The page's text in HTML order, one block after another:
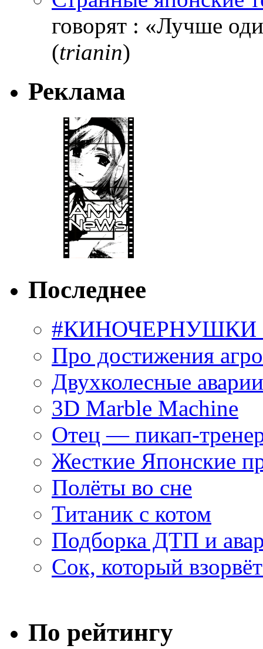
говорят : «Лучше
(trianin)
Реклама
Последнее
#КИНОЧЕРНУШКИ
Про достижения
Двухколесные
3D Marble Machine
Отец — пикап-
Жесткие Японские
Полёты во сне
Титаник с котом
Подборка ДТП и
Сок, который
По рейтингу